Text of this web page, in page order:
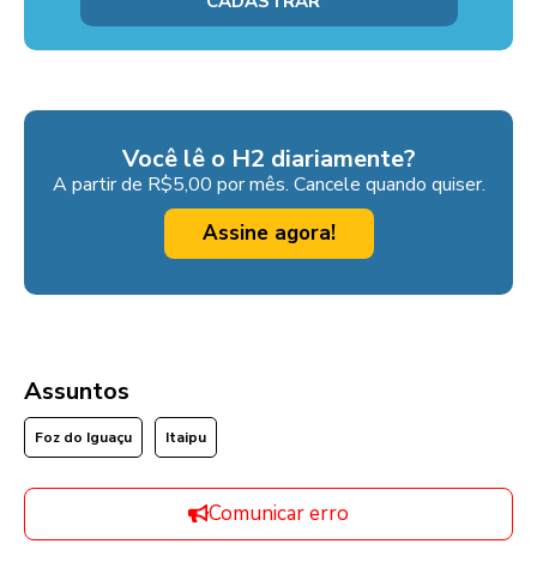
Você lê o H2 diariamente?
A partir de R$5,00 por mês. Cancele quando quiser.
Assine agora!
Assuntos
Foz do Iguaçu Itaipu
Comunicar erro